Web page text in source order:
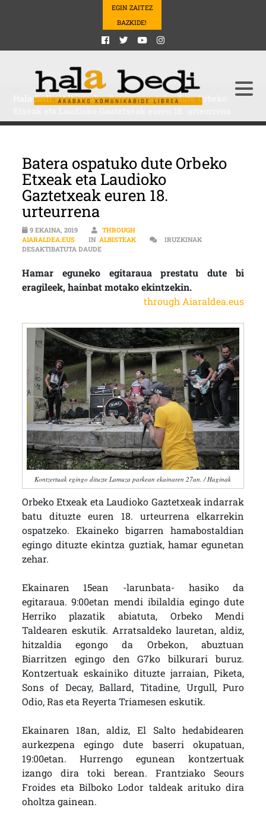
EGIN ZAITEZ
BAZKIDE!
Hala Bedi>Albisteak>Batera ospatuko dute Orbeko
Batera ospatuko dute Orbeko
Etxeak eta Laudioko
Gaztetxeak euren 18.
urteurrena
9 EKAINA, 2019
THROUGH
AIARALDEA.EUS
IN ALBISTEAK
IRUZKINAK
DESAKTIBATUTA DAUDEBATERA OSPATUKO DUTE ORBEKO ETXEAK ETA
Hamar eguneko egitaraua prestatu dute bi
eragileek, hainbat motako ekintzekin.
through Aiaraldea.eus
Kontzertuak egingo dituzte Lamuza parkean ekainaren 27an. / Haginak
Orbeko Etxeak eta Laudioko Gaztetxeak indarrak
batu dituzte euren 18. urteurrena elkarrekin
ospatzeko. Ekaineko bigarren hamabostaldian
egingo dituzte ekintza guztiak, hamar egunetan
zehar.
Ekainaren 15ean -larunbata- hasiko da
egitaraua. 9:00etan mendi ibilaldia egingo dute
Herriko plazatik abiatuta, Orbeko Mendi
Taldearen eskutik. Arratsaldeko lauretan, aldiz,
hitzaldia egongo da Orbekon, abuztuan
Biarritzen egingo den G7ko bilkurari buruz.
Kontzertuak eskainiko dituzte jarraian, Piketa,
Sons of Decay, Ballard, Titadine, Urgull, Puro
Odio, Ras eta Reyerta Triamesen eskutik.
Ekainaren 18an, aldiz, El Salto hedabidearen
aurkezpena egingo dute baserri okupatuan,
19:00etan. Hurrengo egunean kontzertuak
izango dira toki berean. Frantziako Seours
Froides eta Bilboko Lodor taldeak arituko dira
oholtza gainean.